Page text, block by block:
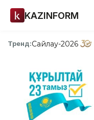
KAZINFORM
Тренд:Сайлау-2026